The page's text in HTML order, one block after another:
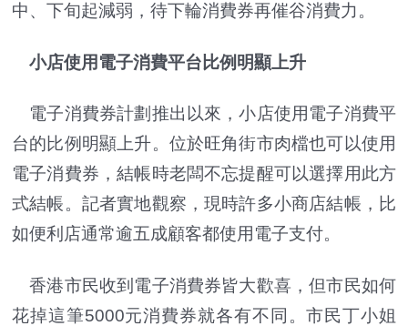
中、下旬起減弱，待下輪消費券再催谷消費力。
小店使用電子消費平台比例明顯上升
電子消費券計劃推出以來，小店使用電子消費平
台的比例明顯上升。位於旺角街市肉檔也可以使用
電子消費券，結帳時老闆不忘提醒可以選擇用此方
式結帳。記者實地觀察，現時許多小商店結帳，比
如便利店通常逾五成顧客都使用電子支付。
香港市民收到電子消費券皆大歡喜，但市民如何
花掉這筆5000元消費券就各有不同。市民丁小姐